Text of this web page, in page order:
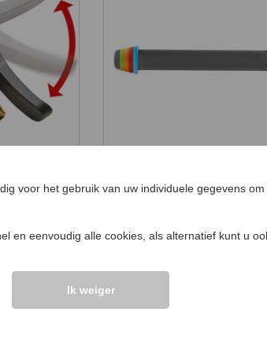
€ 34,99
UW
voor het gebruik van uw individuele gegevens
en eenvoudig alle cookies, als alternatief kunt u
Ik weiger